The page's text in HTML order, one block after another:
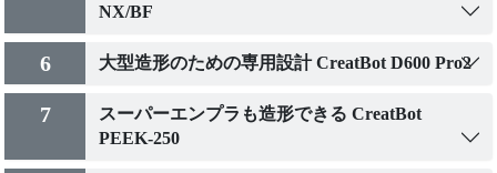
NX/BF
6 大型造形のための専用設計 CreatBot D600 Pro2
7
スーパーエンプラも造形できる CreatBot
PEEK-250